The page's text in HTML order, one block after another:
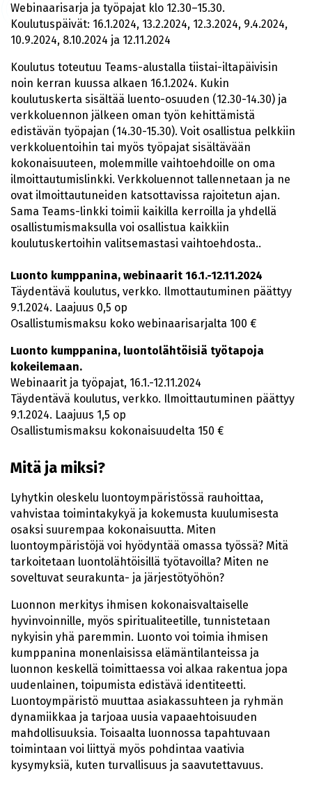
Webinaarisarja ja työpajat klo 12.30–15.30.
Koulutuspäivät: 16.1.2024, 13.2.2024, 12.3.2024, 9.4.2024,
10.9.2024, 8.10.2024 ja 12.11.2024
Koulutus toteutuu Teams-alustalla tiistai-iltapäivisin
noin kerran kuussa alkaen 16.1.2024. Kukin
koulutuskerta sisältää luento-osuuden (12.30-14.30) ja
verkkoluennon jälkeen oman työn kehittämistä
edistävän työpajan (14.30-15.30). Voit osallistua pelkkiin
verkkoluentoihin tai myös työpajat sisältävään
kokonaisuuteen, molemmille vaihtoehdoille on oma
ilmoittautumislinkki. Verkkoluennot tallennetaan ja ne
ovat ilmoittautuneiden katsottavissa rajoitetun ajan.
Sama Teams-linkki toimii kaikilla kerroilla ja yhdellä
osallistumismaksulla voi osallistua kaikkiin
koulutuskertoihin valitsemastasi vaihtoehdosta..
Luonto kumppanina, webinaarit 16.1.-12.11.2024
Täydentävä koulutus, verkko. Ilmottautuminen päättyy
9.1.2024. Laajuus 0,5 op
Osallistumismaksu koko webinaarisarjalta 100 €
Luonto kumppanina, luontolähtöisiä työtapoja
kokeilemaan.
Webinaarit ja työpajat, 16.1.-12.11.2024
Täydentävä koulutus, verkko. Ilmoittautuminen päättyy
9.1.2024. Laajuus 1,5 op
Osallistumismaksu kokonaisuudelta 150 €
Mitä ja miksi?
Lyhytkin oleskelu luontoympäristössä rauhoittaa,
vahvistaa toimintakykyä ja kokemusta kuulumisesta
osaksi suurempaa kokonaisuutta. Miten
luontoympäristöjä voi hyödyntää omassa työssä? Mitä
tarkoitetaan luontolähtöisillä työtavoilla? Miten ne
soveltuvat seurakunta- ja järjestötyöhön?
Luonnon merkitys ihmisen kokonaisvaltaiselle
hyvinvoinnille, myös spiritualiteetille, tunnistetaan
nykyisin yhä paremmin. Luonto voi toimia ihmisen
kumppanina monenlaisissa elämäntilanteissa ja
luonnon keskellä toimittaessa voi alkaa rakentua jopa
uudenlainen, toipumista edistävä identiteetti.
Luontoympäristö muuttaa asiakassuhteen ja ryhmän
dynamiikkaa ja tarjoaa uusia vapaaehtoisuuden
mahdollisuuksia. Toisaalta luonnossa tapahtuvaan
toimintaan voi liittyä myös pohdintaa vaativia
kysymyksiä, kuten turvallisuus ja saavutettavuus.